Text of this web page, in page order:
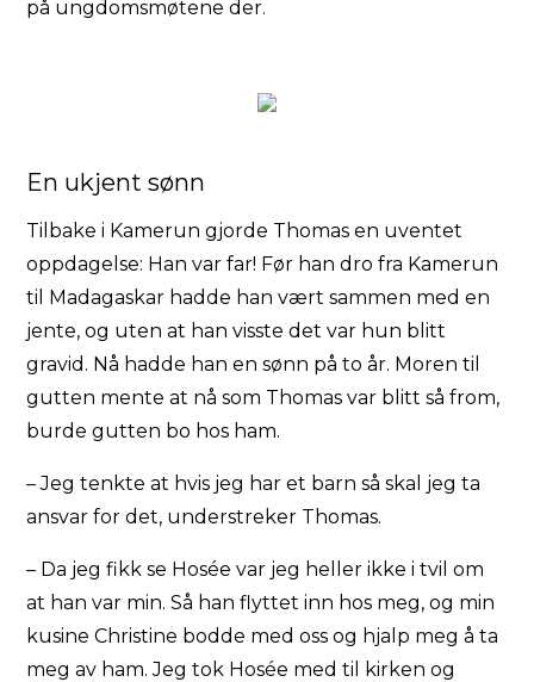
på ungdomsmøtene der.
En ukjent sønn
Tilbake i Kamerun gjorde Thomas en uventet
oppdagelse: Han var far! Før han dro fra Kamerun
til Madagaskar hadde han vært sammen med en
jente, og uten at han visste det var hun blitt
gravid. Nå hadde han en sønn på to år. Moren til
gutten mente at nå som Thomas var blitt så from,
burde gutten bo hos ham.
– Jeg tenkte at hvis jeg har et barn så skal jeg ta
ansvar for det, understreker Thomas.
– Da jeg fikk se Hosée var jeg heller ikke i tvil om
at han var min. Så han flyttet inn hos meg, og min
kusine Christine bodde med oss og hjalp meg å ta
meg av ham. Jeg tok Hosée med til kirken og